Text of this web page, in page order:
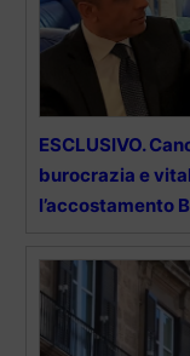
ESCLUSIVO.
burocrazia e
l’accostamento